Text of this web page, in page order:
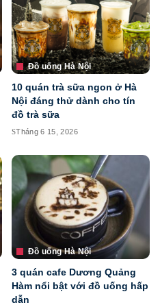
Đồ uống Hà Nội
10 quán trà sữa ngon ở Hà
Nội đáng thử dành cho tín
đồ trà sữa
Tháng 6 15, 2026
Đồ uống Hà Nội
3 quán cafe Dương Quảng
Hàm nổi bật với đồ uống hấp
dẫn